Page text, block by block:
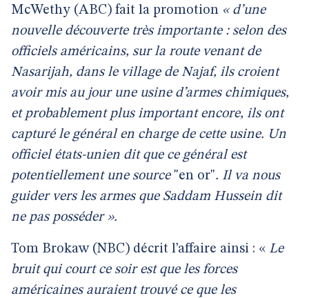
McWethy (ABC) fait la promotion « d’une
nouvelle découverte très importante : selon des
officiels américains, sur la route venant de
Nasarijah, dans le village de Najaf, ils croient
avoir mis au jour une usine d’armes chimiques,
et probablement plus important encore, ils ont
capturé le général en charge de cette usine. Un
officiel états-unien dit que ce général est
potentiellement une source"en or". Il va nous
guider vers les armes que Saddam Hussein dit
ne pas posséder ».
Tom Brokaw (NBC) décrit l’affaire ainsi : « Le
bruit qui court ce soir est que les forces
américaines auraient trouvé ce que les